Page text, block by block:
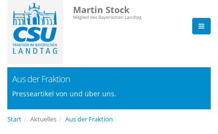
Martin Stock
Mitglied des Bayerischen Landtag
Aus der Fraktion
Presseartikel von und über uns.
Start Aktuelles Aus der Fraktion